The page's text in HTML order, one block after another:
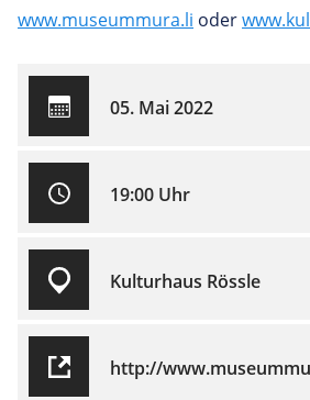
www.museummura.li oder
05. Mai 2022
19:00 Uhr
Kulturhaus Rössle
http://